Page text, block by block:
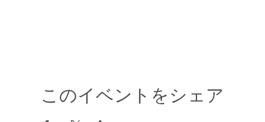
このイベントをシェア